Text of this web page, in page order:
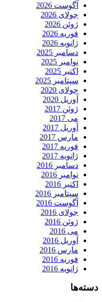
آگوست 2026
جولای 2026
ژوئن 2026
فوریه 2026
ژانویه 2026
دسامبر 2025
نوامبر 2025
اکتبر 2025
سپتامبر 2025
جولای 2020
آوریل 2020
ژوئن 2017
می 2017
آوریل 2017
مارس 2017
فوریه 2017
ژانویه 2017
دسامبر 2016
نوامبر 2016
اکتبر 2016
سپتامبر 2016
آگوست 2016
جولای 2016
ژوئن 2016
می 2016
آوریل 2016
مارس 2016
فوریه 2016
ژانویه 2016
دسته‌ها